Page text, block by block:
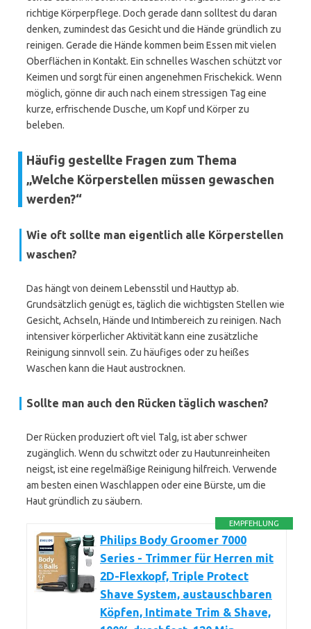
richtige Körperpflege. Doch gerade dann solltest du daran
denken, zumindest das Gesicht und die Hände gründlich zu
reinigen. Gerade die Hände kommen beim Essen mit vielen
Oberflächen in Kontakt. Ein schnelles Waschen schützt vor
Keimen und sorgt für einen angenehmen Frischekick. Wenn
möglich, gönne dir auch nach einem stressigen Tag eine
kurze, erfrischende Dusche, um Kopf und Körper zu
beleben.
Häufig gestellte Fragen zum Thema
„Welche Körperstellen müssen gewaschen
werden?“
Wie oft sollte man eigentlich alle Körperstellen
waschen?
Das hängt von deinem Lebensstil und Hauttyp ab.
Grundsätzlich genügt es, täglich die wichtigsten Stellen wie
Gesicht, Achseln, Hände und Intimbereich zu reinigen. Nach
intensiver körperlicher Aktivität kann eine zusätzliche
Reinigung sinnvoll sein. Zu häufiges oder zu heißes
Waschen kann die Haut austrocknen.
Sollte man auch den Rücken täglich waschen?
Der Rücken produziert oft viel Talg, ist aber schwer
zugänglich. Wenn du schwitzt oder zu Hautunreinheiten
neigst, ist eine regelmäßige Reinigung hilfreich. Verwende
am besten einen Waschlappen oder eine Bürste, um die
Haut gründlich zu säubern.
EMPFEHLUNG
Philips Body Groomer 7000
Series - Trimmer für Herren mit
2D-Flexkopf, Triple Protect
Shave System, austauschbaren
Köpfen, Intimate Trim & Shave,